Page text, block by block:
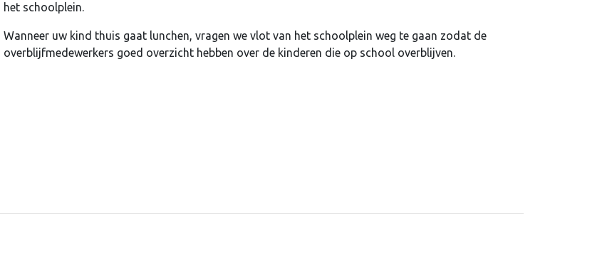
het schoolplein.
Wanneer uw kind thuis gaat lunchen, vragen we vlot van het schoolplein weg te gaan zodat de
overblijfmedewerkers goed overzicht hebben over de kinderen die op school overblijven.